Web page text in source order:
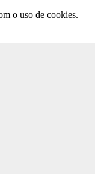
o uso de cookies.